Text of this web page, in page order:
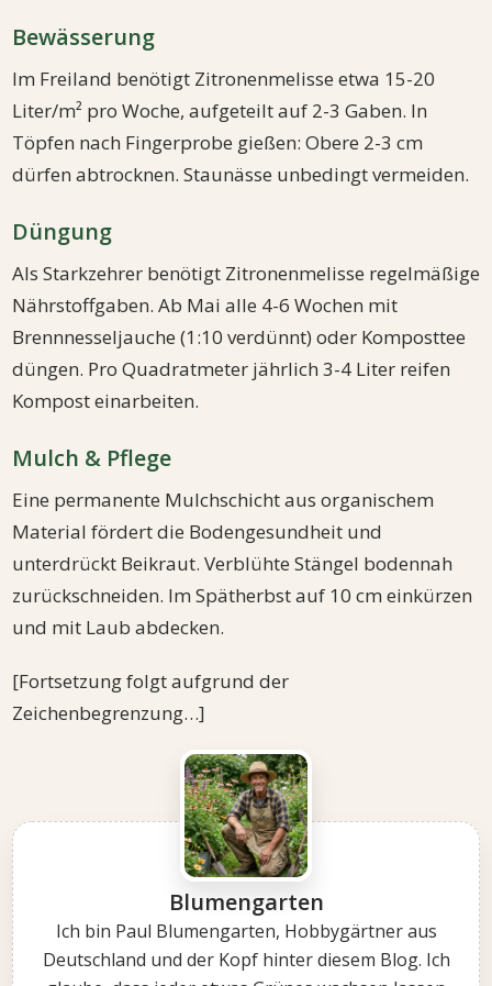
Bewässerung
Im Freiland benötigt Zitronenmelisse etwa 15-20
Liter/m² pro Woche, aufgeteilt auf 2-3 Gaben. In
Töpfen nach Fingerprobe gießen: Obere 2-3 cm
dürfen abtrocknen. Staunässe unbedingt vermeiden.
Düngung
Als Starkzehrer benötigt Zitronenmelisse regelmäßige
Nährstoffgaben. Ab Mai alle 4-6 Wochen mit
Brennnesseljauche (1:10 verdünnt) oder Komposttee
düngen. Pro Quadratmeter jährlich 3-4 Liter reifen
Kompost einarbeiten.
Mulch & Pflege
Eine permanente Mulchschicht aus organischem
Material fördert die Bodengesundheit und
unterdrückt Beikraut. Verblühte Stängel bodennah
zurückschneiden. Im Spätherbst auf 10 cm einkürzen
und mit Laub abdecken.
[Fortsetzung folgt aufgrund der
Zeichenbegrenzung…]
Blumengarten
Ich bin Paul Blumengarten, Hobbygärtner aus
Deutschland und der Kopf hinter diesem Blog. Ich